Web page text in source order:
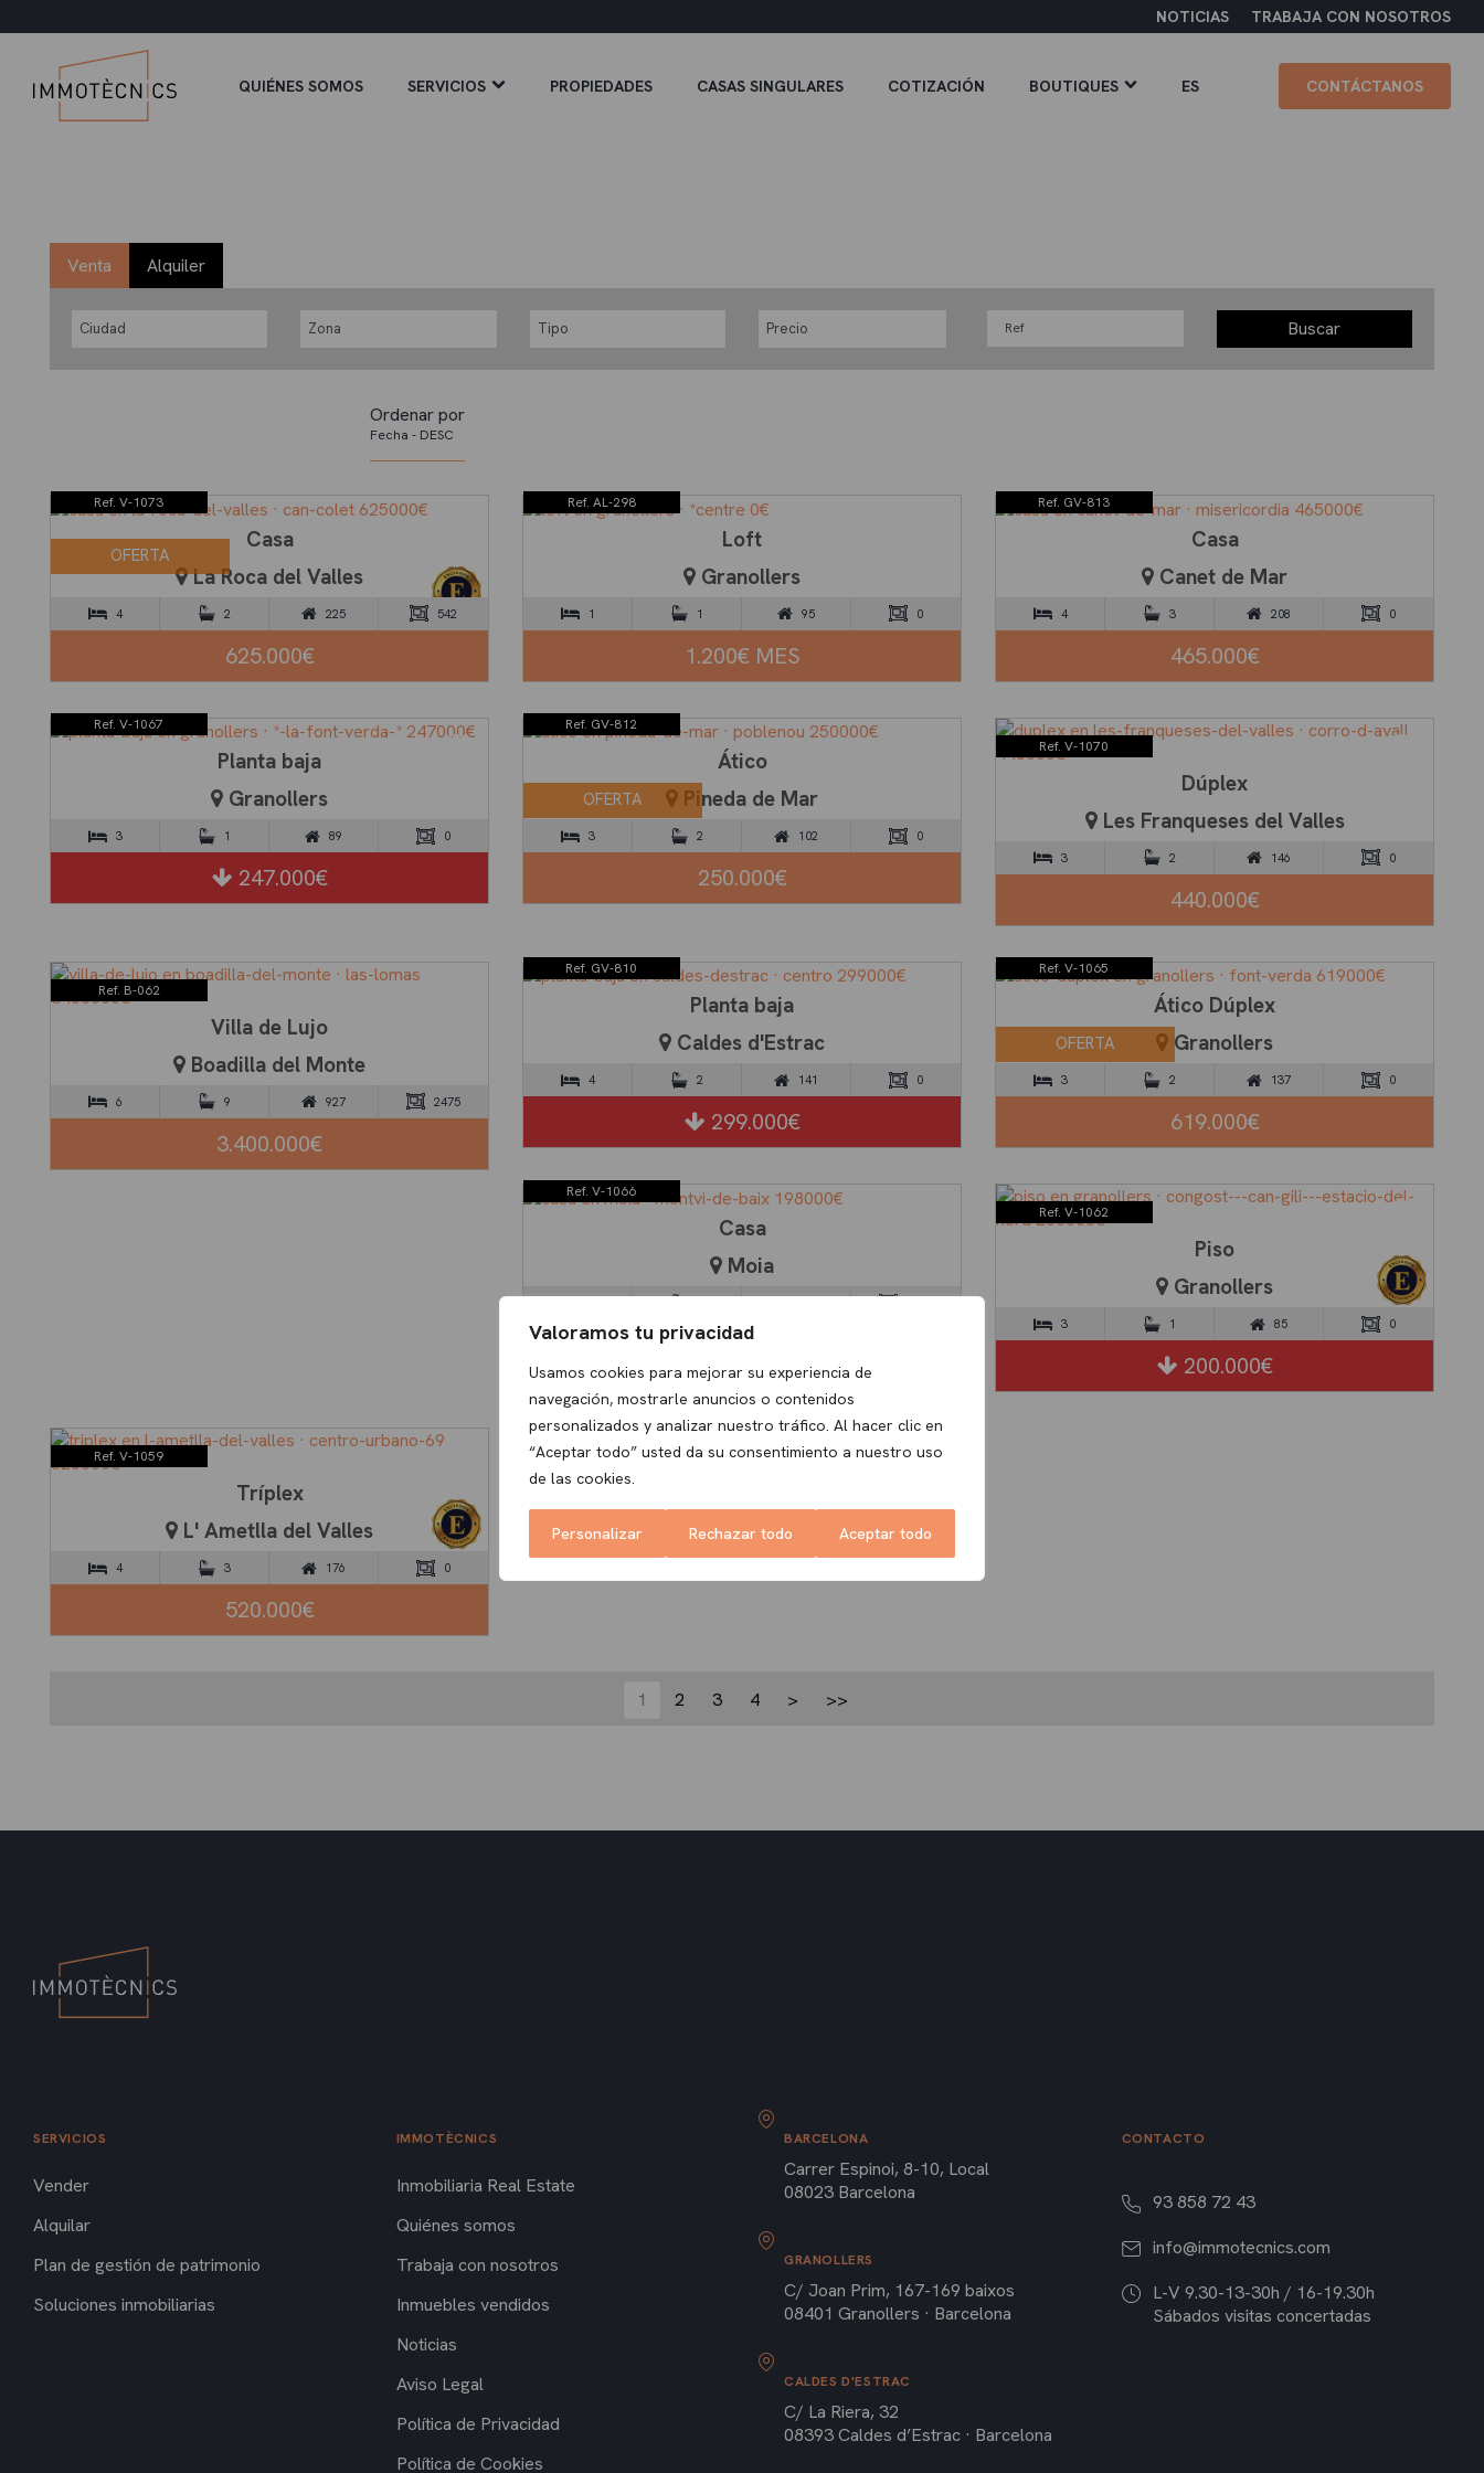
Valoramos tu privacidad
Usamos cookies para mejorar su experiencia de
navegación, mostrarle anuncios o contenidos
personalizados y analizar nuestro tráfico. Al hacer clic en
“Aceptar todo” usted da su consentimiento a nuestro uso
de las cookies.
Personalizar Rechazar todo Aceptar todo
NOTICIAS TRABAJA CON NOSOTROS
QUIÉNES SOMOS SERVICIOS PROPIEDADES CASAS SINGULARES COTIZACIÓN BOUTIQUES ES CONTÁCTANOS
Venta Alquiler
Ciudad Zona Tipo Buscar
Ordenar por
Ref. V-1073
Casa
La Roca del Valles
4 2 225 542
625.000€
Ref. AL-298
Loft
Granollers
1 1 95 0
1.200€ MES
Ref. GV-813
Casa
Canet de Mar
4 3 208 0
465.000€
Ref. V-1067
OFERTA
Planta baja
Granollers
3 1 89 0
247.000€
Ref. GV-812
Ático
Pineda de Mar
3 2 102 0
250.000€
Ref. V-1070
Dúplex
Les Franqueses del Valles
3 2 146 0
440.000€
Ref. B-062
Villa de Lujo
Boadilla del Monte
6 9 927 2475
3.400.000€
Ref. GV-810
OFERTA
Planta baja
Caldes d'Estrac
4 2 141 0
299.000€
Ref. V-1065
Ático Dúplex
Granollers
3 2 137 0
619.000€
Ref. V-1066
Casa
Moia
198.000€
Ref. V-1062
OFERTA
Piso
Granollers
3 1 85 0
200.000€
Ref. V-1059
Tríplex
L' Ametlla del Valles
4 3 176 0
520.000€
1 2 3 4 > >>
SERVICIOS
Vender
Alquilar
Plan de gestión de patrimonio
Soluciones inmobiliarias
IMMOTÈCNICS
Inmobiliaria Real Estate
Quiénes somos
Trabaja con nosotros
Inmuebles vendidos
Noticias
Aviso Legal
Política de Privacidad
Política de Cookies
BARCELONA
Carrer Espinoi, 8-10, Local
08023 Barcelona
GRANOLLERS
C/ Joan Prim, 167-169 baixos
08401 Granollers · Barcelona
CALDES D'ESTRAC
C/ La Riera, 32
08393 Caldes d’Estrac · Barcelona
CONTACTO
93 858 72 43
info@immotecnics.com
L-V 9.30-13-30h / 16-19.30h
Sábados visitas concertadas